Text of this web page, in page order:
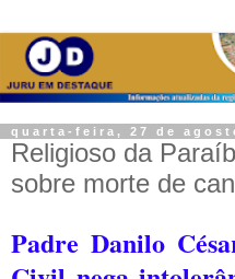
quarta-feira, 27 de
Religioso da
sobre morte de
Padre Danilo